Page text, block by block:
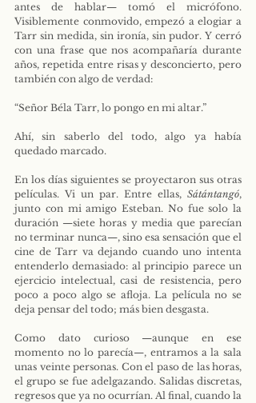
antes de hablar— tomó el micrófono.
Visiblemente conmovido, empezó a elogiar a
Tarr sin medida, sin ironía, sin pudor. Y cerró
con una frase que nos acompañaría durante
años, repetida entre risas y desconcierto, pero
también con algo de verdad:
“Señor Béla Tarr, lo pongo en mi altar.”
Ahí, sin saberlo del todo, algo ya había
quedado marcado.
En los días siguientes se proyectaron sus otras
películas. Vi un par. Entre ellas, Sátántangó,
junto con mi amigo Esteban. No fue solo la
duración —siete horas y media que parecían
no terminar nunca—, sino esa sensación que el
cine de Tarr va dejando cuando uno intenta
entenderlo demasiado: al principio parece un
ejercicio intelectual, casi de resistencia, pero
poco a poco algo se afloja. La película no se
deja pensar del todo; más bien desgasta.
Como dato curioso —aunque en ese
momento no lo parecía—, entramos a la sala
unas veinte personas. Con el paso de las horas,
el grupo se fue adelgazando. Salidas discretas,
regresos que ya no ocurrían. Al final, cuando la